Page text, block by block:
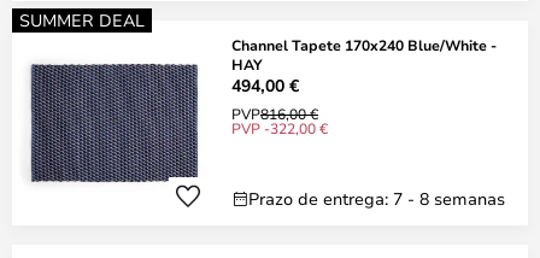
SUMMER DEAL
Channel Tapete 170x240 Blue/White -
HAY
494,00 €
PVP816,00 €
PVP -322,00 €
Prazo de entrega: 7 - 8 semanas